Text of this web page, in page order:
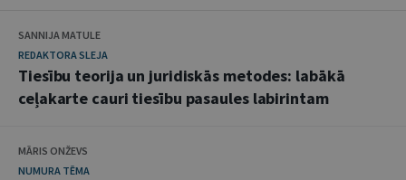
SANNIJA MATULE
REDAKTORA SLEJA
Tiesību teorija un juridiskās metodes: labākā
ceļakarte cauri tiesību pasaules labirintam
MĀRIS ONŽEVS
NUMURA TĒMA